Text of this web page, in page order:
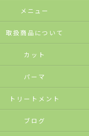
メニュー
取扱商品について
カット
パーマ
トリートメント
ブログ